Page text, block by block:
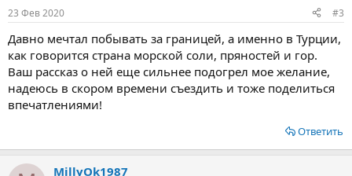
23 Фев 2020 #3
Давно мечтал побывать за границей, а именно в Турции,
как говорится страна морской соли, пряностей и гор.
Ваш рассказ о ней еще сильнее подогрел мое желание,
надеюсь в скором времени съездить и тоже поделиться
впечатлениями!
Ответить
MillyOk1987